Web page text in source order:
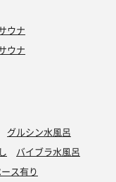
ウナ
ウナ
グルシン水風呂
バイブラ水風呂
ス有り